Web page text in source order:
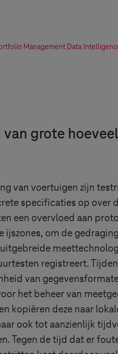
Management Data
grote
van voertuigen zijn
specificaties op over
een overvloed aan
ijszones, om de
registreert.
van
het beheer van
kopiëren deze naar
ook tot aanzienlijk
Tegen de tijd dat er